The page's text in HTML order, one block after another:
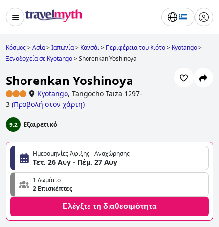
Κόσμος>Ασία>Ιαπωνία> Κανσάι> Περιφέρεια του Κιότο> Kyotango>
Ξενοδοχεία σε Kyotango>Shorenkan Yoshinoya
Shorenkan Yoshinoya
Kyotango, Tangocho Taiza 1297-
3 (Προβολή στον χάρτη)
9.2 Εξαιρετικό
Ημερομηνίες Άφιξης - Αναχώρησης
Τετ, 26 Αυγ - Πέμ, 27 Αυγ
1 Δωμάτιο
2 Επισκέπτες
Ελέγξτε τη διαθεσιμότητα